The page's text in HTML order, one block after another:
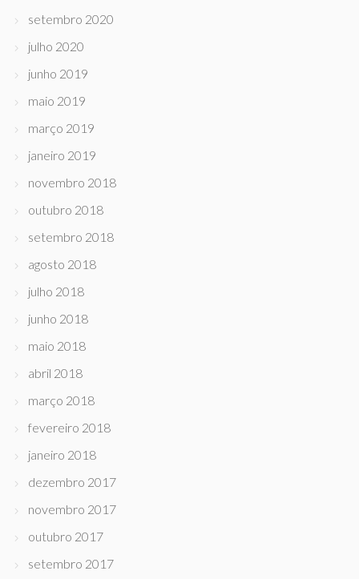
setembro 2020
julho 2020
junho 2019
maio 2019
março 2019
janeiro 2019
novembro 2018
outubro 2018
setembro 2018
agosto 2018
julho 2018
junho 2018
maio 2018
abril 2018
março 2018
fevereiro 2018
janeiro 2018
dezembro 2017
novembro 2017
outubro 2017
setembro 2017